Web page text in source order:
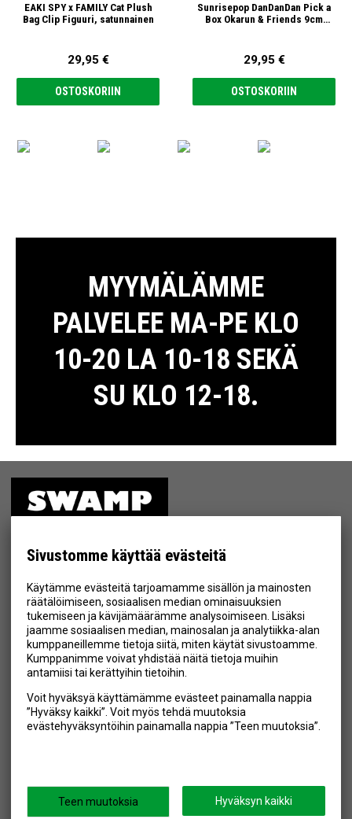
Sivustomme käyttää evästeitä
Käytämme evästeitä tarjoamamme sisällön ja mainosten
räätälöimiseen, sosiaalisen median ominaisuuksien
tukemiseen ja kävijämäärämme analysoimiseen. Lisäksi
jaamme sosiaalisen median, mainosalan ja analytiikka-alan
kumppaneillemme tietoja siitä, miten käytät sivustoamme.
Kumppanimme voivat yhdistää näitä tietoja muihin
antamiisi tai kerättyihin tietoihin.
Voit hyväksyä käyttämämme evästeet painamalla nappia
”Hyväksy kaikki”. Voit myös tehdä muutoksia
evästehyväksyntöihin painamalla nappia ”Teen muutoksia”.
Teen muutoksia Hyväksyn kaikki
EAKI SPY x FAMILY Cat Plush
Bag Clip Figuuri, satunnainen
29,95 €
OSTOSKORIIN
Sunrisepop DanDanDan Pick a
Box Okarun & Friends 9cm
29,95 €
OSTOSKORIIN
MYYMÄLÄMME
PALVELEE MA-PE KLO
10-20 LA 10-18 SEKÄ
SU KLO 12-18.
MYYMÄLÄ
YHTEYSTIEDOT
Hyväksyn henkilötietojen tallentamisen (
Tilaa
Powered by